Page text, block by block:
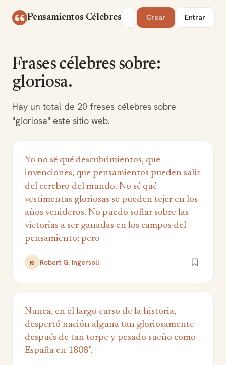
Pensamientos Célebres Buscar Crear Entrar
Frases célebres sobre:
gloriosa.
Hay un total de 20 freses célebres sobre
"gloriosa" este sitio web.
Yo no sé qué descubrimientos, que
invenciones, que pensamientos pueden salir
del cerebro del mundo. No sé qué
vestimentas gloriosas se pueden tejer en los
años venideros. No puedo soñar sobre las
victorias a ser ganadas en los campos del
pensamiento; pero
RI Robert G. Ingersoll
Nunca, en el largo curso de la historia,
despertó nación alguna tan gloriosamente
después de tan torpe y pesado sueño como
España en 1808”.